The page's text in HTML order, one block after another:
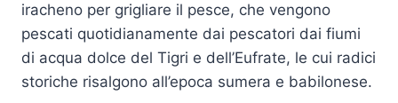
iracheno per grigliare il pesce, che vengono
pescati quotidianamente dai pescatori dai fiumi
di acqua dolce del Tigri e dell’Eufrate, le cui radici
storiche risalgono all’epoca sumera e babilonese.